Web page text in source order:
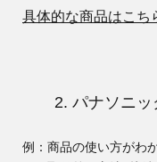
具体的な商品はこち
2. パナソニ
例：商品の使い方がわ